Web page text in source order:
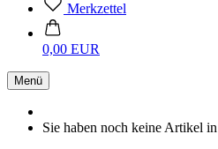
Merkzettel
0,00 EUR
Menü
Sie haben noch keine Artikel